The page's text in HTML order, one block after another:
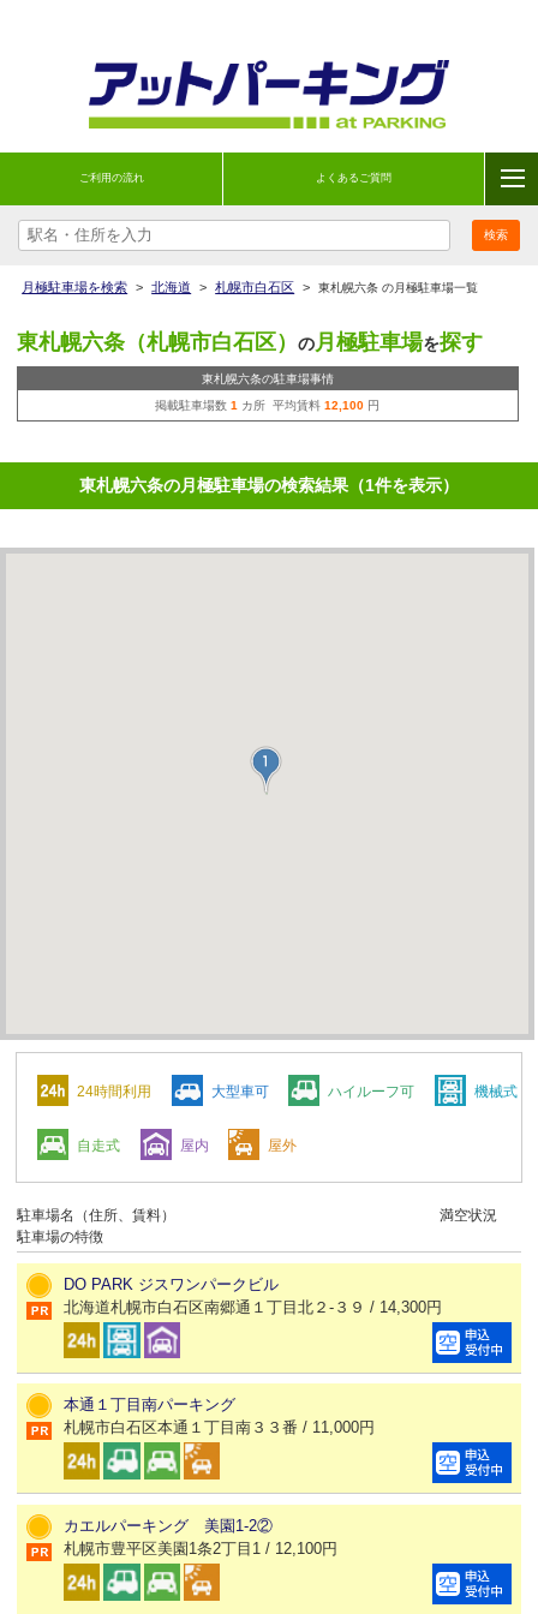
ご利用の流れ よくあるご質問
月極駐車場を検索 > 北海道 > 札幌市白石区 > 東札幌六条 の月極駐車場一覧
東札幌六条（札幌市白石区） の月極駐車場を探す
東札幌六条の駐車場事情
掲載駐車場数1 カ所 平均賃料12,100 円
東札幌六条の月極駐車場の検索結果（1件を表示）
24時間利用 大型車可 ハイルーフ可 機械式
自走式 屋内 屋外
駐車場名（住所、賃料）
駐車場の特徴
満空状況
DO PARK ジスワンパークビル
北海道札幌市白石区南郷通１丁目北２-３９ / 14,300円
本通１丁目南パーキング
札幌市白石区本通１丁目南３３番 / 11,000円
カエルパーキング 美園1-2②
札幌市豊平区美園1条2丁目1 / 12,100円